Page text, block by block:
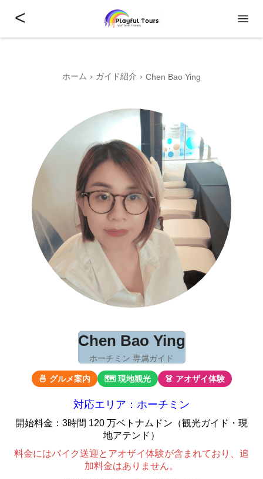
<
ホーム ガイド紹介 Chen Bao Ying
Chen Bao Ying
ホーチミン 専属ガイド
🍜 グルメ案内 🗺 現地観光 👗 アオザイ体験
対応エリア：ホーチミン
開始料金：3時間 120 万ベトナムドン（観光ガイド・現
地アテンド）
料金にはバイク送迎とアオザイ体験が含まれており、追
加料金はありません。